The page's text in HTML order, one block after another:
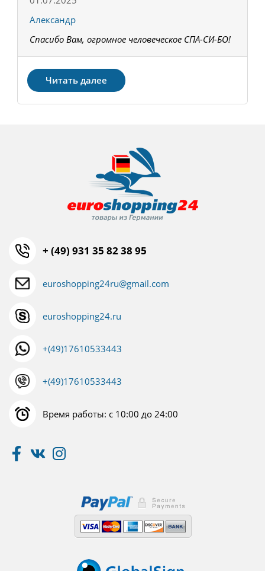
Александр
Спасибо Вам, огромное человеческое СПА-СИ-БО!
Читать далее
+ (49) 931 35 82 38 95
euroshopping24ru@gmail.com
euroshopping24.ru
+(49)17610533443
+(49)17610533443
Время работы: с 10:00 до 24:00